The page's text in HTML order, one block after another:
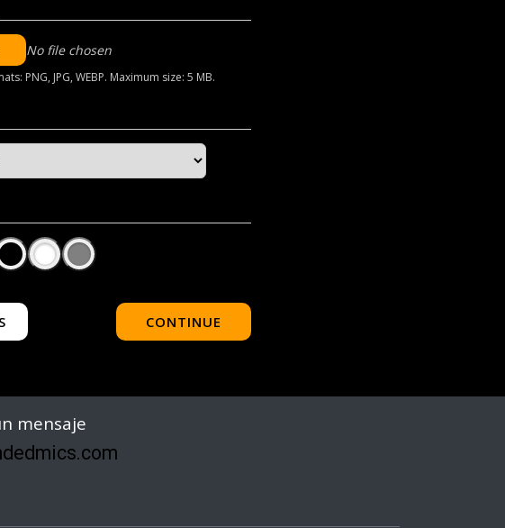
No file chosen
PNG, JPG, WEBP. Maximum size: 5 MB.
CONTINUE
mensaje